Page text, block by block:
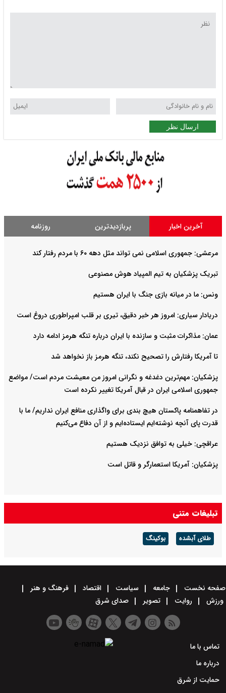
ارسال نظر
آخرین اخبار پربازدیدترین روزنامه
مرعشی: جمهوری اسلامی نمی تواند مثل دهه ۶۰ با مردم رفتار کند
تبریک پزشکیان به تیم المپیاد هوش مصنوعی
ونس: ما در میانه بازی جنگ با ایران هستیم
دریادار سیاری: امروز هر خبر دقیق، تیری بر قلب امپراطوری دروغ است
عمان: مذاکرات مثبت و سازنده با ایران درباره تنگه هرمز ادامه دارد
تا آمریکا رفتارش را تصحیح نکند، تنگه هرمز باز نخواهد شد
پزشکیان: مهم‌ترین دغدغه و نگرانی امروز من معیشت مردم است/ مواضع
جمهوری اسلامی ایران در قبال آمریکا تغییر نکرده است
در تفاهمنامه پاکستان هیچ بندی برای واگذاری منافع ایران نداریم/ ما با
قدرت پای آنچه نوشته‌ایم ایستاده‌ایم و از آن دفاع می‌کنیم
عراقچی: خیلی به توافق نزدیک هستیم
پزشکیان: آمریکا استعمارگر و قاتل است
تبلیغات متنی
طلای آبشده بوکینگ
صفحه نخست جامعه سیاست اقتصاد
فرهنگ و هنر
ورزش
روایت تصویر صدای شرق
تماس با ما
درباره ما
حمایت از شرق